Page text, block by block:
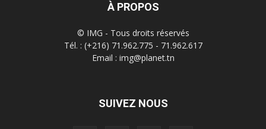
À PROPOS
© IMG - Tous droits réservés
Tél. : (+216) 71.962.775 - 71.962.617
Email : img@planet.tn
SUIVEZ NOUS